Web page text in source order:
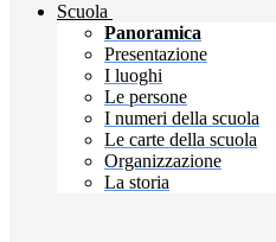
Scuola
Panoramica
Presentazione
I luoghi
Le persone
I numeri della scuola
Le carte della scuola
Organizzazione
La storia